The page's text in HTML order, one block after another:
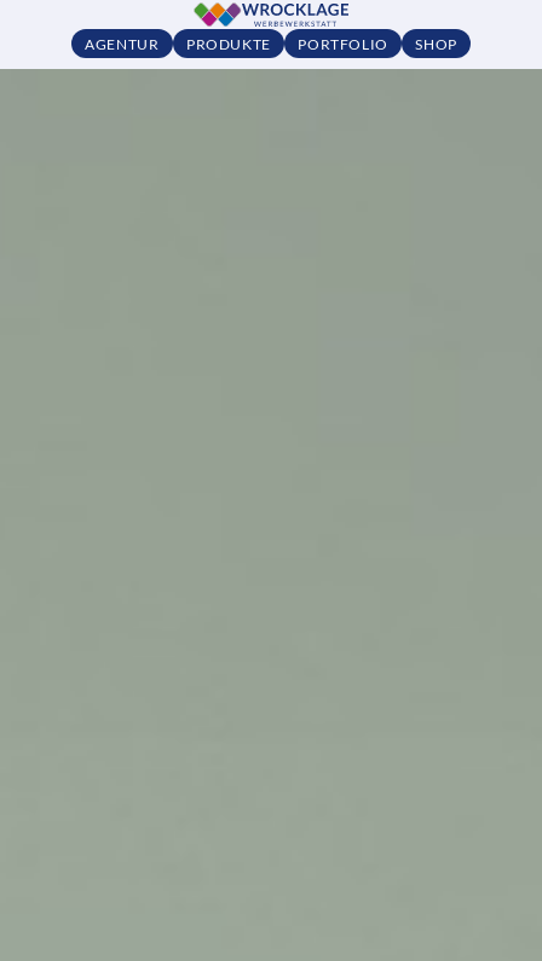
AGENTUR PRODUKTE PORTFOLIO SHOP